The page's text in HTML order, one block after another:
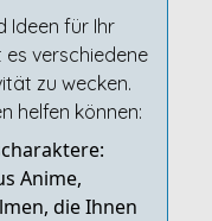
Ideen für Ihr
verschiedene
zu wecken.
helfen können:
Anime,
die Ihnen